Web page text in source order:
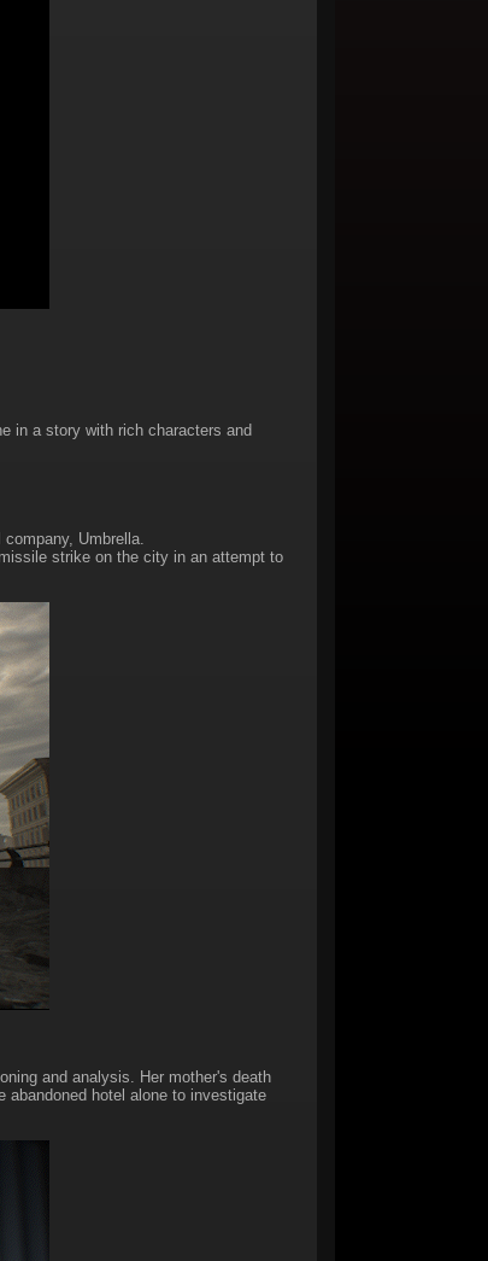
in a story with rich characters and
Umbrella.
strike on the city in an attempt to
and analysis. Her mother's death
hotel alone to investigate